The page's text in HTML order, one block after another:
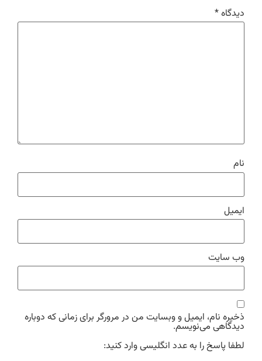
دیدگاه*
نام
ایمیل
وب‌ سایت
ذخیره نام، ایمیل و وبسایت من در مرورگر برای زمانی که دوباره
دیدگاهی می‌نویسم.
لطفا پاسخ را به عدد انگلیسی وارد کنید: